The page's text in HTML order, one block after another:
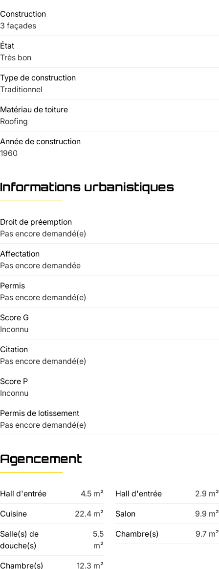
Construction
3 façades
État
Très bon
Type de construction
Traditionnel
Matériau de toiture
Roofing
Année de construction
1960
Informations urbanistiques
Droit de préemption
Pas encore demandé(e)
Affectation
Pas encore demandée
Permis
Pas encore demandé(e)
Score G
Inconnu
Citation
Pas encore demandé(e)
Score P
Inconnu
Permis de lotissement
Pas encore demandé(e)
Agencement
Hall d'entrée 4.5 m² Hall d'entrée 2.9 m²
Cuisine 22.4 m² Salon 9.9 m²
Salle(s) de
douche(s)
5.5
m²
Chambre(s) 9.7 m²
Chambre(s) 12.3 m²